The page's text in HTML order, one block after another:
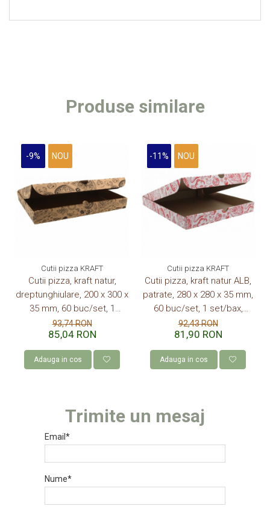
Produse similare
-9% NOU
Cutii pizza KRAFT
Cutii pizza, kraft natur,
dreptunghiulare, 200 x 300 x
35 mm, 60 buc/set, 1
set/bax, imprimate
93,74 RON
85,04 RON
Adauga in cos
-11% NOU
Cutii pizza KRAFT
Cutii pizza, kraft natur ALB,
patrate, 280 x 280 x 35 mm,
60 buc/set, 1 set/bax,
imprimate
92,43 RON
81,90 RON
Adauga in cos
Trimite un mesaj
Email*
Nume*